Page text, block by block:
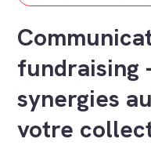
fundraising
synergies
votre